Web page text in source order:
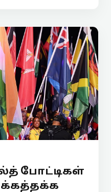
போட்டிகள்